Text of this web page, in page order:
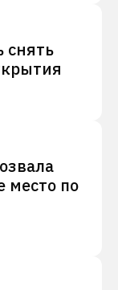
снять
место по